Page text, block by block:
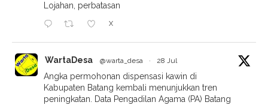
Lojahan, perbatasan
X
WartaDesa @warta_desa · 28 Jul
Angka permohonan dispensasi kawin di
Kabupaten Batang kembali menunjukkan tren
peningkatan. Data Pengadilan Agama (PA) Batang